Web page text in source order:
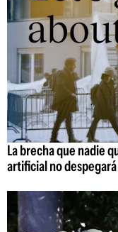
La brecha que nadie
artificial no